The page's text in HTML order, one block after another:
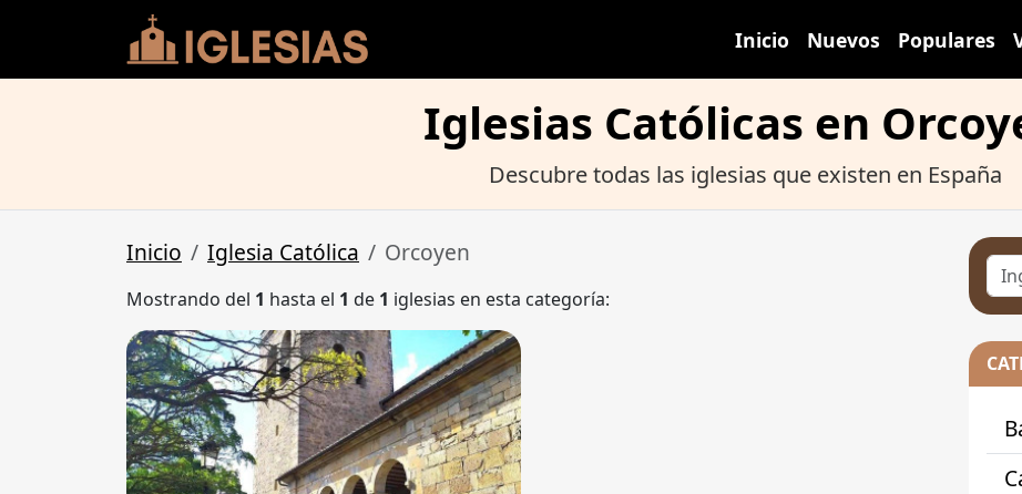
Inicio Nuevos Populares
Iglesias Católicas en
Descubre todas las iglesias que existen en España
Inicio Iglesia Católica Orcoyen
Mostrando del 1 hasta el 1 de 1 iglesias en esta categoría: